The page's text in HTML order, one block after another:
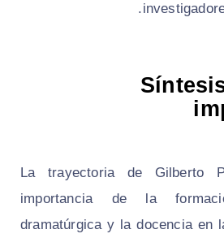
La trayectoria de Gilberto
importancia de la
dramatúrgica y la docencia en